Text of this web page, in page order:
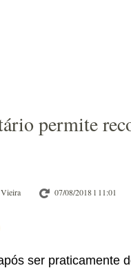
permite
07/08/2018 l 11:01
ser praticamente